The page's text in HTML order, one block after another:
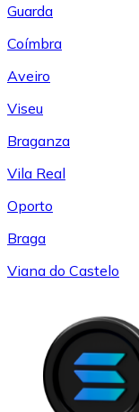
Guarda
Coímbra
Aveiro
Viseu
Braganza
Vila Real
Oporto
Braga
Viana do Castelo